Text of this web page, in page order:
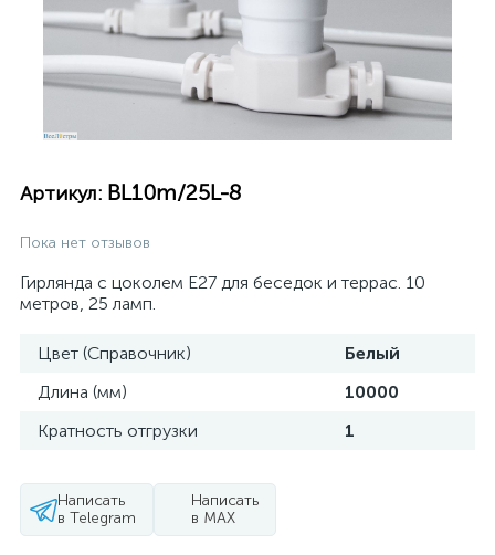
Артикул: BL10m/25L-8
Пока нет отзывов
Гирлянда с цоколем E27 для беседок и террас. 10
метров, 25 ламп.
Цвет (Справочник)
Белый
Длина (мм)
10000
Кратность отгрузки
1
Написать
в Telegram
Написать
в MAX